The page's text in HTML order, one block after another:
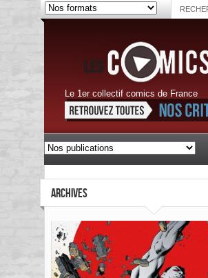
Le 1er collectif comics de France
ARCHIVES